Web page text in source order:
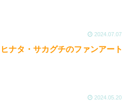
2024.07.07
ヒナタ・サカグチのファンアート
2024.05.20